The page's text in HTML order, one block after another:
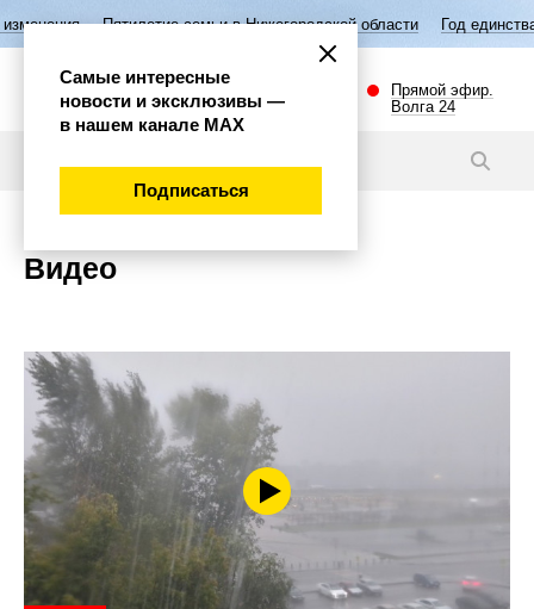
семьи в Нижегородской области Год единства народов
Прямой эфир.
Волга 24
Видео
Самые интересные
новости и эксклюзивы —
в нашем канале МАХ
Подписаться